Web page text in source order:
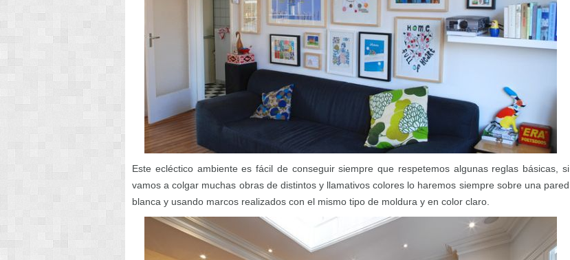
Este ecléctico ambiente es fácil de conseguir siempre que respetemos algunas reglas básicas, si
vamos a colgar muchas obras de distintos y llamativos colores lo haremos siempre sobre una pared
blanca y usando marcos realizados con el mismo tipo de moldura y en color claro.